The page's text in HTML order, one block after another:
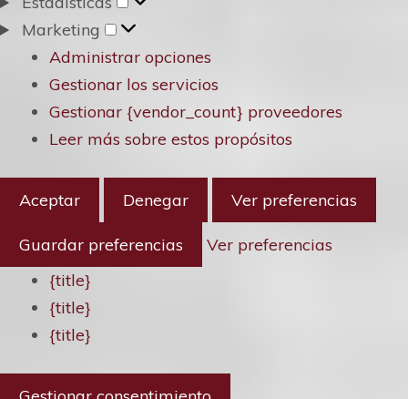
Marketing
Marketing
Administrar opciones
Gestionar los servicios
Gestionar {vendor_count} proveedores
Leer más sobre estos propósitos
Aceptar Denegar Ver preferencias
Guardar preferencias
Ver preferencias
{title}
{title}
{title}